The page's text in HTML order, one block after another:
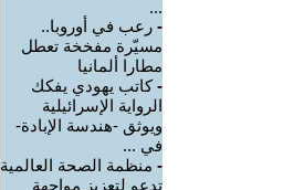
...
- رعب في أوروبا..
مسيّرة مفخخة تعطل
مطارا ألمانيا
-كاتب يهودي يفكك
الرواية الإسرائيلية
ويوثق -هندسة الإبادة-
في ...
- منظمة الصحة العالمية
تدعو لتعزيز مواجهة